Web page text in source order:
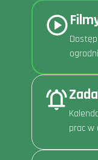
prac w